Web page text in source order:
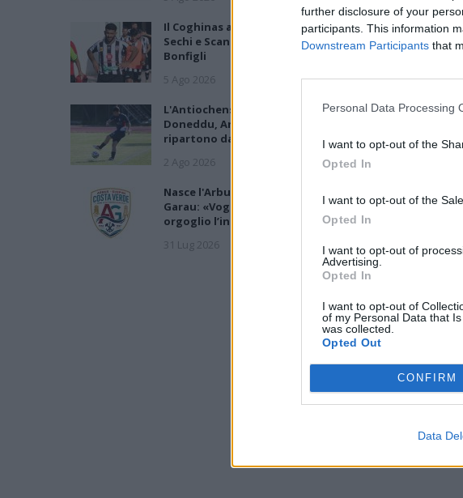
further disclosure of your
participants. This information
Downstream Participants that
Personal Data Processing
I want to opt-out of the
Opted In
I want to opt-out of the
Opted In
I want to opt-out of
Advertising.
Opted In
I want to opt-out of
of my Personal Data that
was collected.
Opted Out
CONFIRM
Data
Il Coghinas ancora più forte con
Sechi e Scanu, al Macomer arriva
Bonfigli
5 Ago 2026
L'Antiochense prende Caddeo e
Doneddu, Arborea e Tharros
ripartono dai tecnici Firinu e Frongia
2 Ago 2026
Nasce l'Arbus Guspini Costa Verde,
Garau: «Vogliamo rappresentare con
orgoglio l’intero territorio»
31 Lug 2026